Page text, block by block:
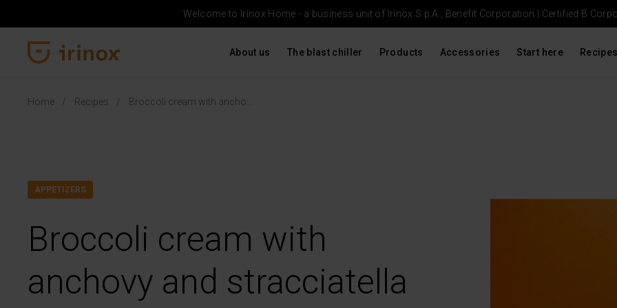
Welcome to Irinox Home - a business unit of Irinox S.p.A., Benefit Corporation | Certified B
About us The blast chiller Products Accessories Start here Recipes
Home Recipes
APPETIZERS
Broccoli cream with
anchovy and stracciatella